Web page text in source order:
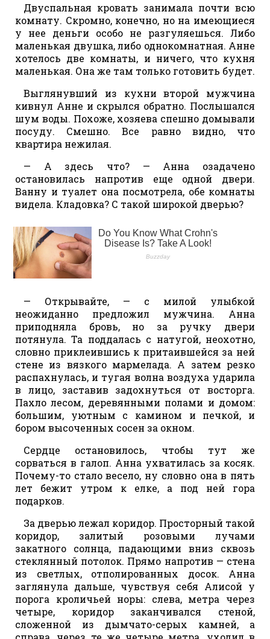
Двуспальная кровать занимала почти всю
комнату. Скромно, конечно, но на имеющиеся
у нее деньги особо не разгуляешься. Либо
маленькая двушка, либо однокомнатная. Анне
хотелось две комнаты, и ничего, что кухня
маленькая. Она же там только готовить будет.
Выглянувший из кухни второй мужчина
кивнул Анне и скрылся обратно. Послышался
шум воды. Похоже, хозяева спешно домывали
посуду. Смешно. Все равно видно, что
квартира нежилая.
— А здесь что? — Анна озадачено
остановилась напротив еще одной двери.
Ванну и туалет она посмотрела, обе комнаты
видела. Кладовка? С такой широкой дверью?
— Открывайте, — с милой улыбкой
неожиданно предложил мужчина. Анна
приподняла бровь, но за ручку двери
потянула. Та поддалась с натугой, неохотно,
словно приклеившись к притаившейся за ней
стене из вязкого мармелада. А затем резко
распахнулась, и тугая волна воздуха ударила
в лицо, заставив задохнуться от восторга.
Пахло лесом, деревянными полами и домом:
большим, уютным с камином и печкой, и
бором высоченных сосен за окном.
Сердце остановилось, чтобы тут же
сорваться в галоп. Анна ухватилась за косяк.
Почему-то стало весело, ну словно она в пять
лет бежит утром к елке, а под ней гора
подарков.
За дверью лежал коридор. Просторный такой
коридор, залитый розовыми лучами
закатного солнца, падающими вниз сквозь
стеклянный потолок. Прямо напротив — стена
из светлых, отполированных досок. Анна
заглянула дальше, чувствуя себя Алисой у
порога кроличьей норы: слева, метра через
четыре, коридор заканчивался стеной,
сложенной из дымчато-серых камней, а